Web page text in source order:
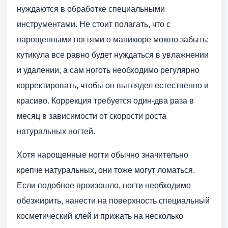
нуждаются в обработке специальными
инструментами. Не стоит полагать, что с
нарощенными ногтями о маникюре можно забыть:
кутикула все равно будет нуждаться в увлажнении
и удалении, а сам ноготь необходимо регулярно
корректировать, чтобы он выглядел естественно и
красиво. Коррекция требуется один-два раза в
месяц в зависимости от скорости роста
натуральных ногтей.
Хотя нарощенные ногти обычно значительно
крепче натуральных, они тоже могут ломаться.
Если подобное произошло, ногти необходимо
обезжирить, нанести на поверхность специальный
косметический клей и прижать на несколько